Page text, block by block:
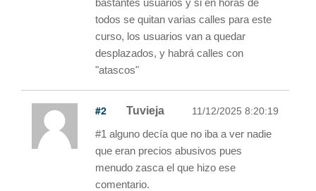
todos se quitan varias calles para este
curso, los usuarios van a quedar
desplazados, y habrá calles con
"atascos"
#2 Tuvieja 11/12/2025 8:20:19
#1 alguno decía que no iba a ver nadie
que eran precios abusivos pues
menudo zasca el que hizo ese
comentario.